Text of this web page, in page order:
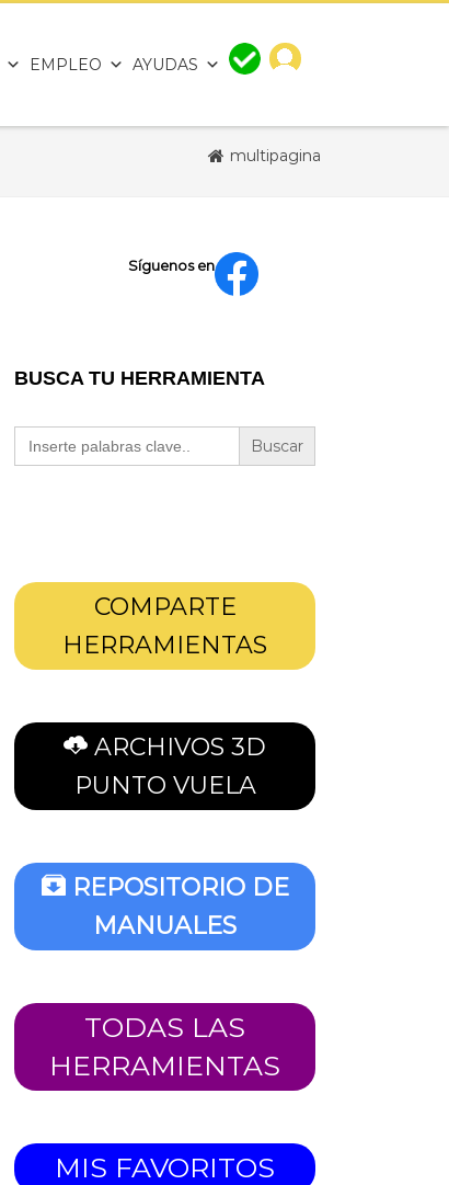
EMPLEO AYUDAS
multipagina
Síguenos en
BUSCA TU HERRAMIENTA
Buscar:
COMPARTE
HERRAMIENTAS
ARCHIVOS 3D
PUNTO VUELA
REPOSITORIO DE
MANUALES
TODAS LAS
HERRAMIENTAS
MIS FAVORITOS